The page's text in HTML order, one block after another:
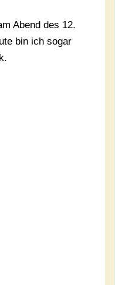
Abend des 12.
bin ich sogar